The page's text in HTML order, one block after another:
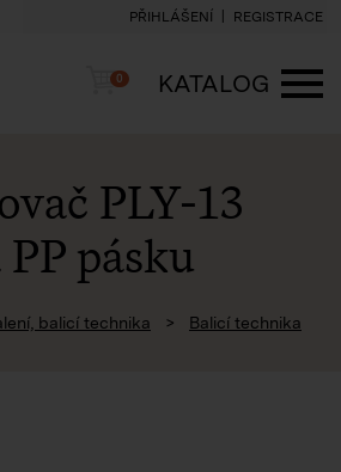
PŘIHLÁŠENÍ REGISTRACE
Košík
0
KATALOG
PLY-13
PP pásku
balicí technika Balicí technika